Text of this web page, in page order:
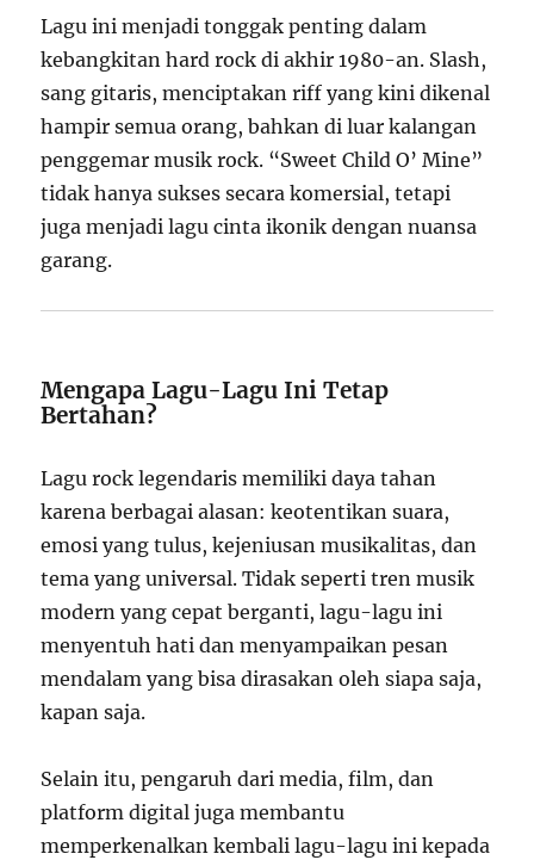
Lagu ini menjadi tonggak penting dalam
kebangkitan hard rock di akhir 1980-an. Slash,
sang gitaris, menciptakan riff yang kini dikenal
hampir semua orang, bahkan di luar kalangan
penggemar musik rock. “Sweet Child O’ Mine”
tidak hanya sukses secara komersial, tetapi
juga menjadi lagu cinta ikonik dengan nuansa
garang.
Mengapa Lagu-Lagu Ini Tetap
Bertahan?
Lagu rock legendaris memiliki daya tahan
karena berbagai alasan: keotentikan suara,
emosi yang tulus, kejeniusan musikalitas, dan
tema yang universal. Tidak seperti tren musik
modern yang cepat berganti, lagu-lagu ini
menyentuh hati dan menyampaikan pesan
mendalam yang bisa dirasakan oleh siapa saja,
kapan saja.
Selain itu, pengaruh dari media, film, dan
platform digital juga membantu
memperkenalkan kembali lagu-lagu ini kepada